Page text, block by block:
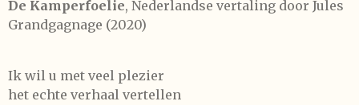
De Kamperfoelie, Nederlandse vertaling door Jules
Grandgagnage (2020)
Ik wil u met veel plezier
het echte verhaal vertellen